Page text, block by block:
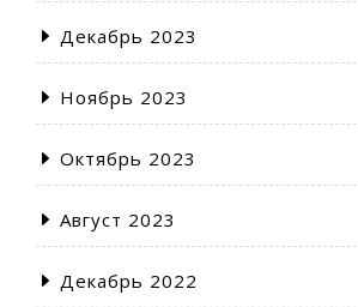
Декабрь 2023
Ноябрь 2023
Октябрь 2023
Август 2023
Декабрь 2022